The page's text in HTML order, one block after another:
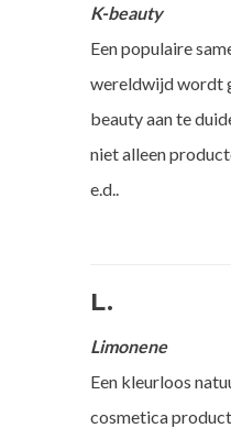
K-beauty
Een populaire
wereldwijd wordt
beauty aan te
niet alleen
e.d..
L.
Limonene
Een kleurloos
cosmetica